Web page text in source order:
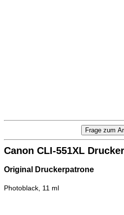
Canon CLI-551XL
Original Druckerpatrone
Photoblack, 11 ml